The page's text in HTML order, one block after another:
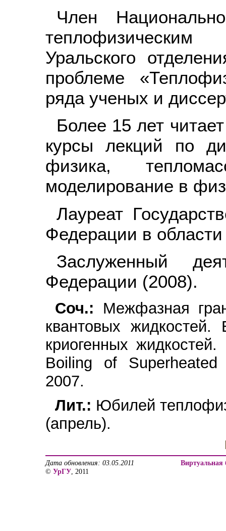
Член
Уральского
проблеме
ряда ученых и
Более 15 лет
курсы лекций по
физика,
моделирование в
Лауреат
Федерации в
Заслуженный
Федерации (2008).
Соч.: Межфазная
квантовых жидкостей.
криогенных
Boiling of
2007.
Лит.: Юбилей
(апрель).
Дата обновления: 03.05.2011
© УрГУ , 2011
Виртуальная